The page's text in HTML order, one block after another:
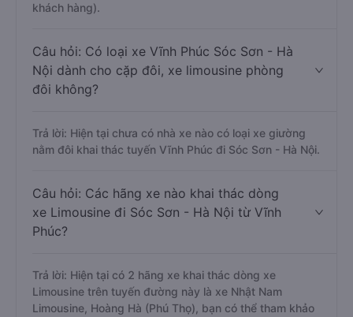
khách hàng).
Câu hỏi: Có loại xe Vĩnh Phúc Sóc Sơn - Hà
Nội dành cho cặp đôi, xe limousine phòng
đôi không?
Trả lời: Hiện tại chưa có nhà xe nào có loại xe giường
nằm đôi khai thác tuyến Vĩnh Phúc đi Sóc Sơn - Hà Nội.
Câu hỏi: Các hãng xe nào khai thác dòng
xe Limousine đi Sóc Sơn - Hà Nội từ Vĩnh
Phúc?
Trả lời: Hiện tại có 2 hãng xe khai thác dòng xe
Limousine trên tuyến đường này là xe Nhật Nam
Limousine, Hoàng Hà (Phú Thọ), bạn có thể tham khảo